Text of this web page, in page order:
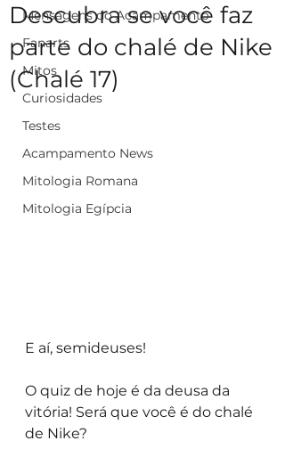
Mensagens do Acampamento
Fanarts
Mitos
Curiosidades
Testes
Acampamento News
Mitologia Romana
Mitologia Egípcia
Descubra se você faz
parte do chalé de Nike
(Chalé 17)
E aí, semideuses!
O quiz de hoje é da deusa da
vitória! Será que você é do chalé
de Nike?